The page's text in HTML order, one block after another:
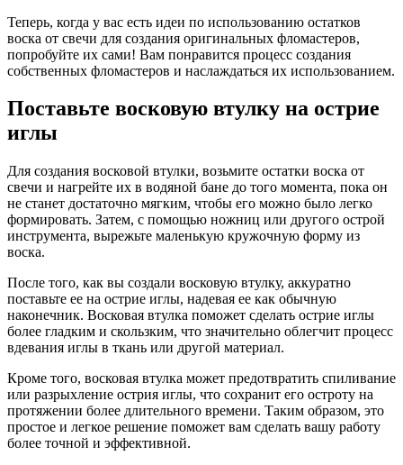
Теперь, когда у вас есть идеи по использованию остатков
воска от свечи для создания оригинальных фломастеров,
попробуйте их сами! Вам понравится процесс создания
собственных фломастеров и наслаждаться их использованием.
Поставьте восковую втулку на острие
иглы
Для создания восковой втулки, возьмите остатки воска от
свечи и нагрейте их в водяной бане до того момента, пока он
не станет достаточно мягким, чтобы его можно было легко
формировать. Затем, с помощью ножниц или другого острой
инструмента, вырежьте маленькую кружочную форму из
воска.
После того, как вы создали восковую втулку, аккуратно
поставьте ее на острие иглы, надевая ее как обычную
наконечник. Восковая втулка поможет сделать острие иглы
более гладким и скользким, что значительно облегчит процесс
вдевания иглы в ткань или другой материал.
Кроме того, восковая втулка может предотвратить спиливание
или разрыхление острия иглы, что сохранит его остроту на
протяжении более длительного времени. Таким образом, это
простое и легкое решение поможет вам сделать вашу работу
более точной и эффективной.